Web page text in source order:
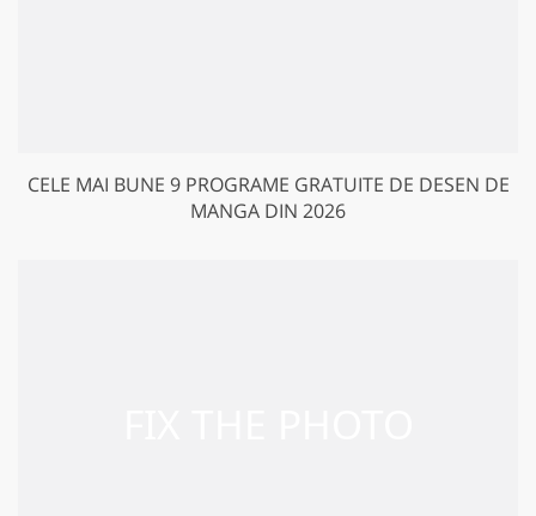
CELE MAI BUNE 9 PROGRAME GRATUITE DE DESEN DE
MANGA DIN 2026